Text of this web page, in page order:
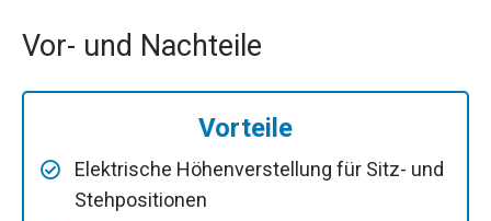
Vor- und Nachteile
Vorteile
Elektrische Höhenverstellung für Sitz- und
Stehpositionen